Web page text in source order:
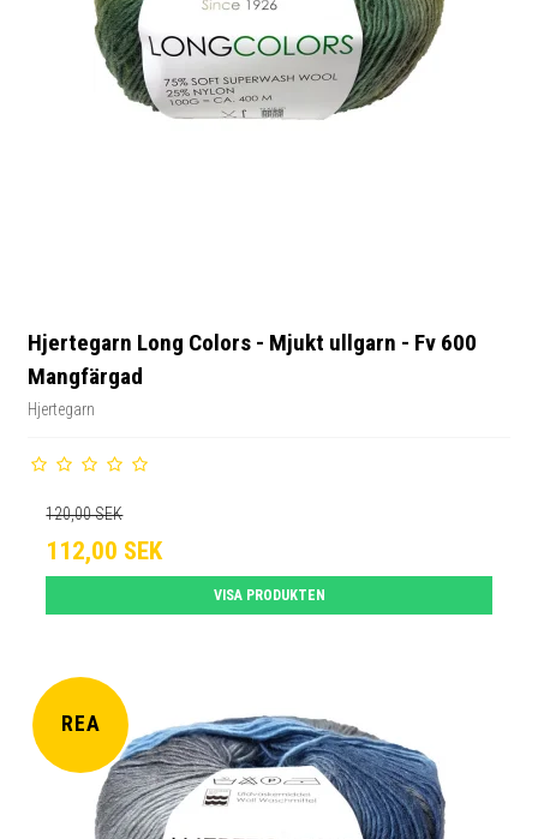
Hjertegarn Long Colors - Mjukt ullgarn - Fv 600
Mangfärgad
Hjertegarn
120,00 SEK
112,00 SEK
VISA PRODUKTEN
REA